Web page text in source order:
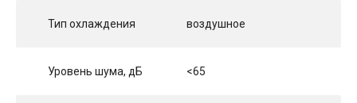
Тип охлаждения воздушное
Уровень шума, дБ <65